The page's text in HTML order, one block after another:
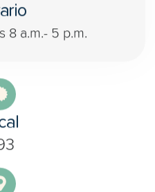
8 a.m.- 5 p.m.